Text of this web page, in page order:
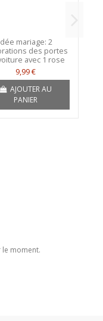
mariage: 2
des portes
avec 1 rose
9,99 €
AJOUTER AU
PANIER
moment.